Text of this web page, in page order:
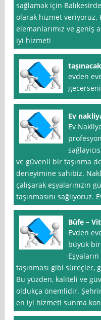
sağlamak için
olarak hizmet veriyoruz.
elemanlarımız ve
iyi hizmeti
evden
Ev
Ev
ve güvenli bir taşınma
deneyimine sahibiz.
çalışarak eşyalarınızın
taşınmasını
Büfe –
Evden
büyük
taşınması gibi
Bu yüzden, kaliteli ve
oldukça önemlidir.
en iyi hizmeti sunma